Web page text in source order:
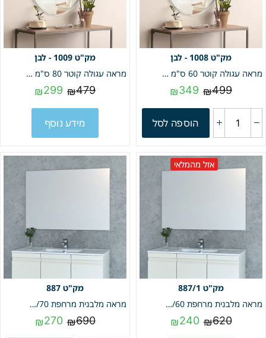
1008 - לבן
מראה עגולה קוטר 60 ס"מ | פרופיל לבן | מק"ט 1008
₪499
₪349
הוספה לסל
1009 - לבן
מראה עגולה קוטר 80 ס"מ | פרופיל לבן | מק"ט 1009
₪479
₪299
מידע נוסף
887/1
אזל מהמלאי
מראה מלבנית מרחפת 60/60 | מק"ט 887/1
₪620
₪240
887
מראה מלבנית מרחפת 60/70 | מק"ט 887
₪690
₪270